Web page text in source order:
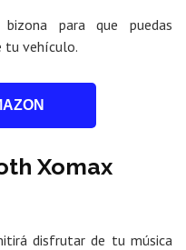
para que puedas
tu vehículo.
Xomax
disfrutar de tu música